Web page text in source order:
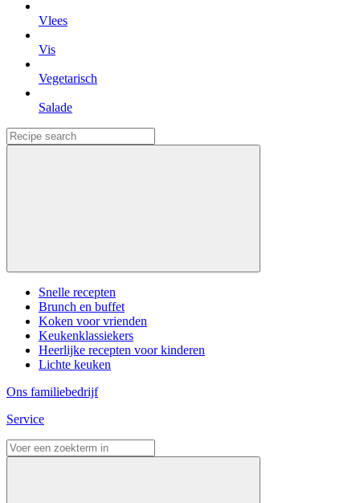
Vlees
Vis
Vegetarisch
Salade
Snelle recepten
Brunch en buffet
Koken voor vrienden
Keukenklassiekers
Heerlijke recepten voor kinderen
Lichte keuken
Ons familiebedrijf
Service